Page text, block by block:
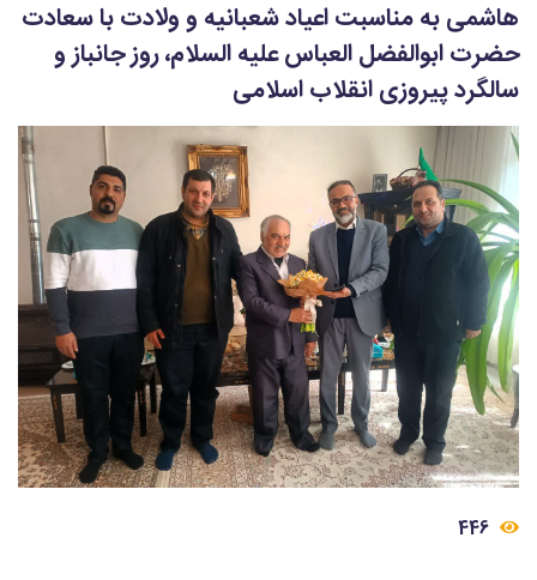
هاشمی به مناسبت اعیاد شعبانیه و ولادت با سعادت
حضرت ابوالفضل العباس علیه السلام، روز جانباز و
سالگرد پیروزی انقلاب اسلامی